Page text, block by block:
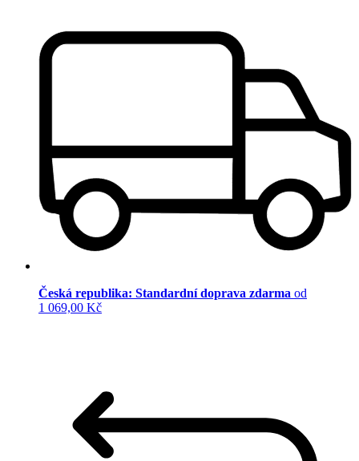
Česká republika: Standardní doprava zdarma od
1 069,00 Kč